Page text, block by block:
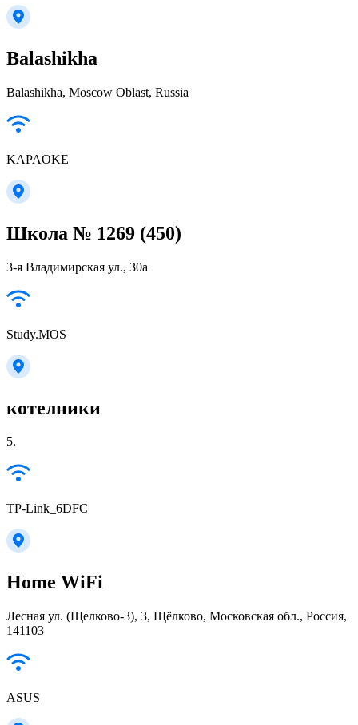
Balashikha
Balashikha, Moscow Oblast, Russia
KAPAOKE
Школа № 1269 (450)
3-я Владимирская ул., 30а
Study.MOS
котелники
5.
TP-Link_6DFC
Home WiFi
Лесная ул. (Щелково-3), 3, Щёлково, Московская обл., Россия,
141103
ASUS